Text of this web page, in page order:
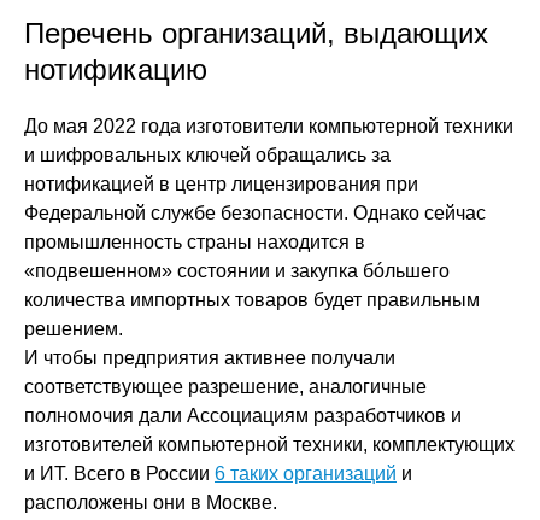
Перечень организаций, выдающих
нотификацию
До мая 2022 года изготовители компьютерной техники
и шифровальных ключей обращались за
нотификацией в центр лицензирования при
Федеральной службе безопасности. Однако сейчас
промышленность страны находится в
«подвешенном» состоянии и закупка бóльшего
количества импортных товаров будет правильным
решением.
И чтобы предприятия активнее получали
соответствующее разрешение, аналогичные
полномочия дали Ассоциациям разработчиков и
изготовителей компьютерной техники, комплектующих
и ИТ. Всего в России 6 таких организаций и
расположены они в Москве.